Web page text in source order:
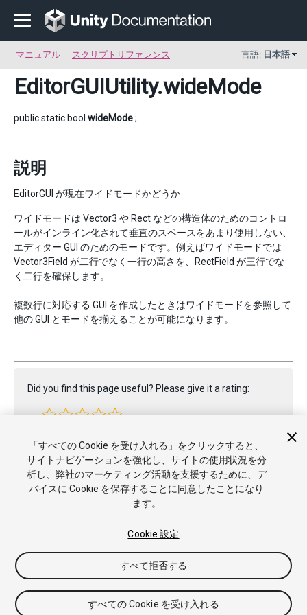
マニュアル スクリプトリファレンス 言語: 日本語
EditorGUIUtility.wideMode
public static bool wideMode;
説明
EditorGUI が現在ワイドモードかどうか
ワイドモードは Vector3 や Rect などの構造体のためのコントロ
ールがインライン化されて垂直のスペースをあまり使用しない、
エディター GUI のためのモードです。例えばワイドモードでは
Vector3Field が二行でなく一行の高さを、RectField が三行でな
く二行を確保します。
複数行に対応する GUI を作成したときはワイドモードを参照して
他の GUI とモードを揃えることが可能になります。
Did you find this page useful? Please give it a rating:
Report a problem on this page
チュートリアル
Answers ナレッジベース
トストア
商標と利用規約 法律関連 プライバシーポリシー
ク
ッキー
私の個人情報を販売または共有しない
Cookie 優先設定
「すべての Cookie を受け入れる」をクリックすると、
サイトナビゲーションを強化し、サイトの使用状況を分
析し、弊社のマーケティング活動を支援するために、デ
バイスに Cookie を保存することに同意したことになり
ます。
Cookie 設定
すべて拒否する
すべての Cookie を受け入れる